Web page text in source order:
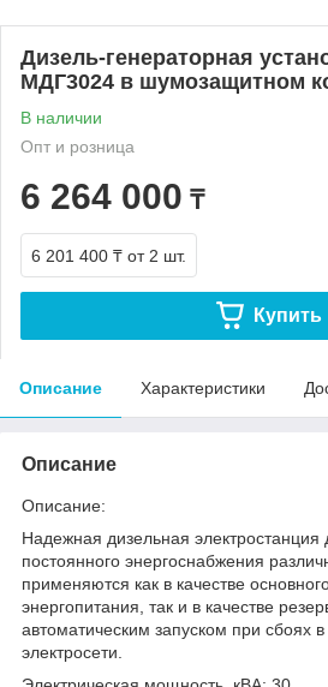
Дизель-генераторная
МДГ3024 в шумозащитном
В наличии
Опт и розница
6 264 000 ₸
6 201 400 ₸ от 2 шт.
Купить
Описание Характеристики
Описание
Описание:
Надежная дизельная электростанция
постоянного энергоснабжения
применяются как в качестве
энергопитания, так и в качестве
автоматическим запуском при сбоях
электросети.